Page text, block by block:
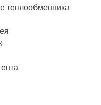
теплообменника